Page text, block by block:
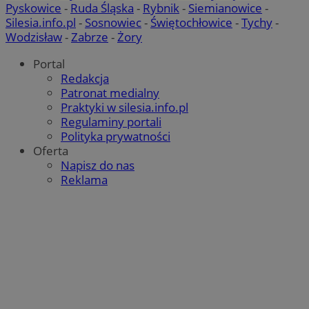
Pyskowice - Ruda Śląska - Rybnik- Siemianowice -
Silesia.info.pl - Sosnowiec- Świętochłowice -Tychy-
Wodzisław-Zabrze -Żory
Portal
Redakcja
Patronat medialny
Praktyki w silesia.info.pl
Regulaminy portali
Polityka prywatności
Oferta
Napisz do nas
Reklama
MvSessID
__cf_bm
.temu.com